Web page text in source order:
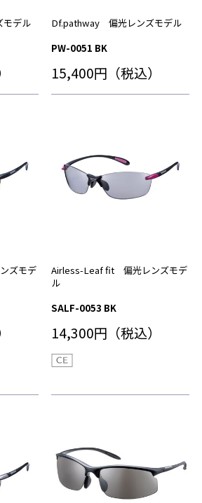
デル
Df.pathway 偏光レンズモデル
PW-0051 BK
15,400円（税込）
ズモデ
Airless-Leaf fit 偏光レンズモデ
ル
SALF-0053 BK
14,300円（税込）